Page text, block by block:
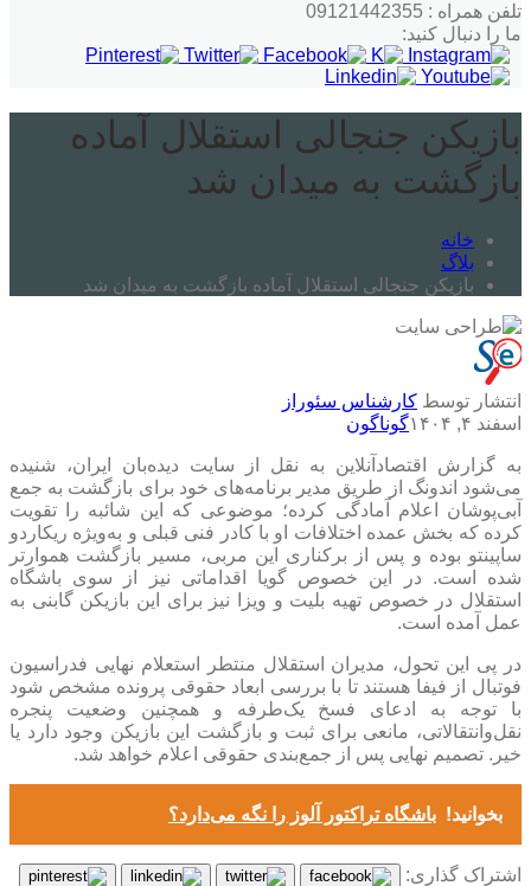
تلفن همراه : 09121442355
ما را دنبال کنید:
بازیکن جنجالی استقلال آماده
بازگشت به میدان شد
خانه
بلاگ
بازیکن جنجالی استقلال آماده بازگشت به میدان شد
انتشار توسط کارشناس سئوراز
اسفند ۴, ۱۴۰۴
گوناگون
به گزارش اقتصادآنلاین به نقل از سایت دیده‌بان ایران، شنیده
می‌شود اندونگ از طریق مدیر برنامه‌های خود برای بازگشت به جمع
آبی‌پوشان اعلام آمادگی کرده؛ موضوعی که این شائبه را تقویت
کرده که بخش عمده اختلافات او با کادر فنی قبلی و به‌ویژه ریکاردو
ساپینتو بوده و پس از برکناری این مربی، مسیر بازگشت هموارتر
شده است. در این خصوص گویا اقداماتی نیز از سوی باشگاه
استقلال در خصوص تهیه بلیت و ویزا نیز برای این بازیکن گابنی به
عمل آمده است.
در پی این تحول، مدیران استقلال منتطر استعلام نهایی فدراسیون
فوتبال از فیفا هستند تا با بررسی ابعاد حقوقی پرونده مشخص شود
با توجه به ادعای فسخ یک‌طرفه و همچنین وضعیت پنجره
نقل‌وانتقالاتی، مانعی برای ثبت و بازگشت این بازیکن وجود دارد یا
خیر. تصمیم نهایی پس از جمع‌بندی حقوقی اعلام خواهد شد.
بخوانید! باشگاه تراکتور آلوز را نگه می‌دارد؟
اشتراک گذاری: